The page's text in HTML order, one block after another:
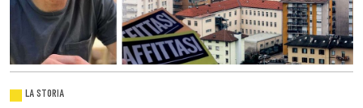
LA STORIA